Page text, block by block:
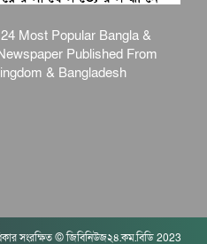
Most Popular Bangla &
Published From
& Bangladesh
সংরক্ষিত © জিবিনিউজ২৪.কম.বিডি 2023